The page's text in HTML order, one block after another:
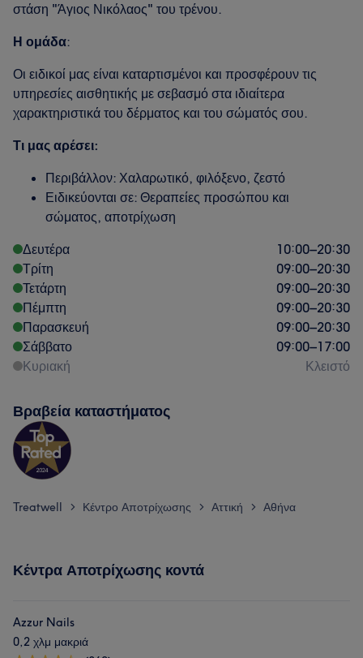
στάση "Άγιος Νικόλαος" του τρένου.
Η ομάδα:
Οι ειδικοί μας είναι καταρτισμένοι και προσφέρουν τις
υπηρεσίες αισθητικής με σεβασμό στα ιδιαίτερα
χαρακτηριστικά του δέρματος και του σώματός σου.
Τι μας αρέσει:
Περιβάλλον: Χαλαρωτικό, φιλόξενο, ζεστό
Ειδικεύονται σε: Θεραπείες προσώπου και
σώματος, αποτρίχωση
Δευτέρα
10:00–20:30
Τρίτη
09:00–20:30
Τετάρτη
09:00–20:30
Πέμπτη
09:00–20:30
Παρασκευή
09:00–20:30
Σάββατο
09:00–17:00
Κυριακή
Κλειστό
Βραβεία καταστήματος
Treatwell > Κέντρο Αποτρίχωσης > Αττική > Αθήνα
Κέντρα Αποτρίχωσης κοντά
Azzur Nails
0,2 χλμ μακριά